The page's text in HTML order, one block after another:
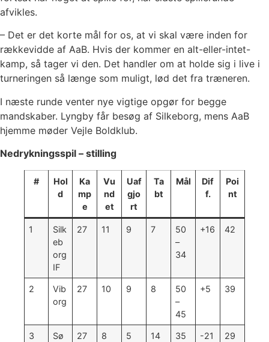
afvikles.
– Det er det korte mål for os, at vi skal være inden for
rækkevidde af AaB. Hvis der kommer en alt-eller-intet-
kamp, så tager vi den. Det handler om at holde sig i live i
turneringen så længe som muligt, lød det fra træneren.
I næste runde venter nye vigtige opgør for begge
mandskaber. Lyngby får besøg af Silkeborg, mens AaB
hjemme møder Vejle Boldklub.
Nedrykningsspil – stilling
#
Hol
d
Ka
mp
e
Vu
nd
et
Uaf
gjo
rt
Ta
bt
Mål
Dif
f.
Poi
nt
1
Silk
eb
org
IF
27 11 9 7
50
–
34
+16 42
2
Vib
org
27 10 9 8
50
–
45
+5 39
3
Sø
27 8 5 14
35
-21 29